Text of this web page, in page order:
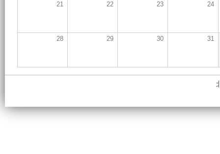
21 22 23 24
28 29 30 31